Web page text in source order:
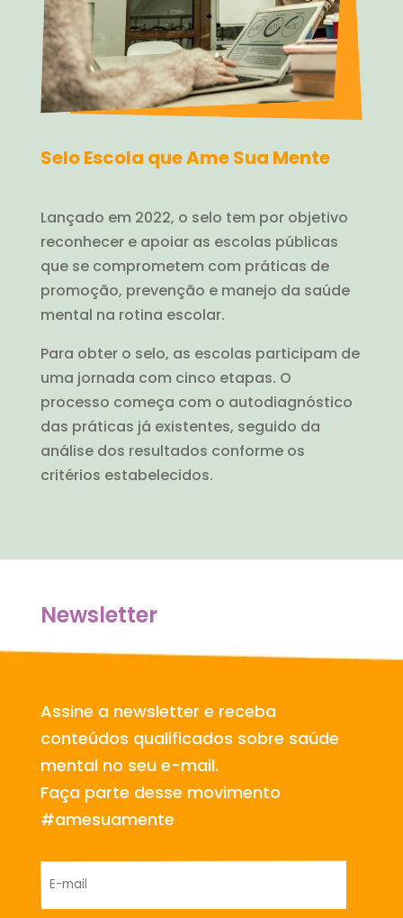
Selo Escola que Ame Sua Mente
Lançado em 2022, o selo tem por objetivo
reconhecer e apoiar as escolas públicas
que se comprometem com práticas de
promoção, prevenção e manejo da saúde
mental na rotina escolar.
Para obter o selo, as escolas participam de
uma jornada com cinco etapas. O
processo começa com o autodiagnóstico
das práticas já existentes, seguido da
análise dos resultados conforme os
critérios estabelecidos.
Newsletter
Assine a newsletter e receba
conteúdos qualificados sobre saúde
mental no seu e-mail.
Faça parte desse movimento
#amesuamente